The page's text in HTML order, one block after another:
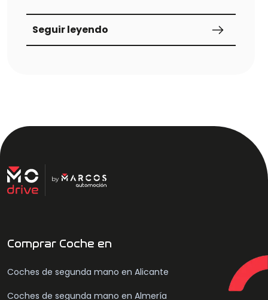
en términos de ahorro económico y reducción
de emisiones contaminantes.
Seguir leyendo
Comprar Coche en
Coches de segunda mano en Alicante
Coches de segunda mano en Almería